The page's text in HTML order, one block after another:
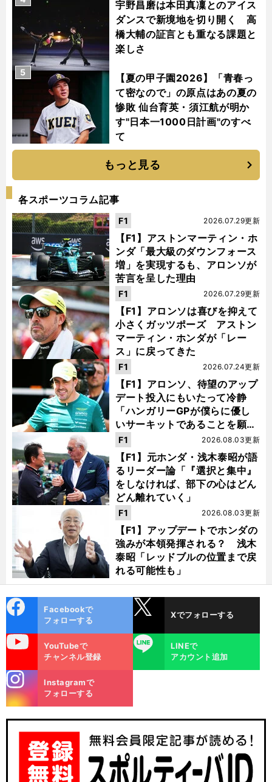
宇野昌磨は本田真凜とのアイス
ダンスで新境地を切り開く 高
橋大輔の証言とも重なる課題と
楽しさ
【夏の甲子園2026】「青春っ
て密なので」の原点はあの夏の
惨敗 仙台育英・須江航が明か
す"日本一1000日計画"のすべ
て
5
もっと見る
各スポーツコラム記事
【F1】アストンマーティン・ホ
ンダ「最大級のダウンフォース
増」を実現するも、アロンソが
苦言を呈した理由
2026.07.29更新
F1
【F1】アロンソは喜びを抑えて
小さくガッツポーズ アストン
マーティン・ホンダが「レー
ス」に戻ってきた
2026.07.29更新
F1
【F1】アロンソ、待望のアップ
デート投入にもいたって冷静
「ハンガリーGPが僕らに優し
いサーキットであることを願
う」
2026.07.24更新
F1
【F1】元ホンダ・浅木泰昭が語
るリーダー論「『選択と集中』
をしなければ、部下の心はどん
どん離れていく」
2026.08.03更新
F1
【F1】アップデートでホンダの
強みが本領発揮される？ 浅木
泰昭「レッドブルの位置まで戻
れる可能性も」
2026.08.03更新
F1
ok
Facebookで
フォローする
Xでフォローする
YouTubeで
チャンネル登録
LINE
LINEで
アカウント追加
m
Instagramで
フォローする